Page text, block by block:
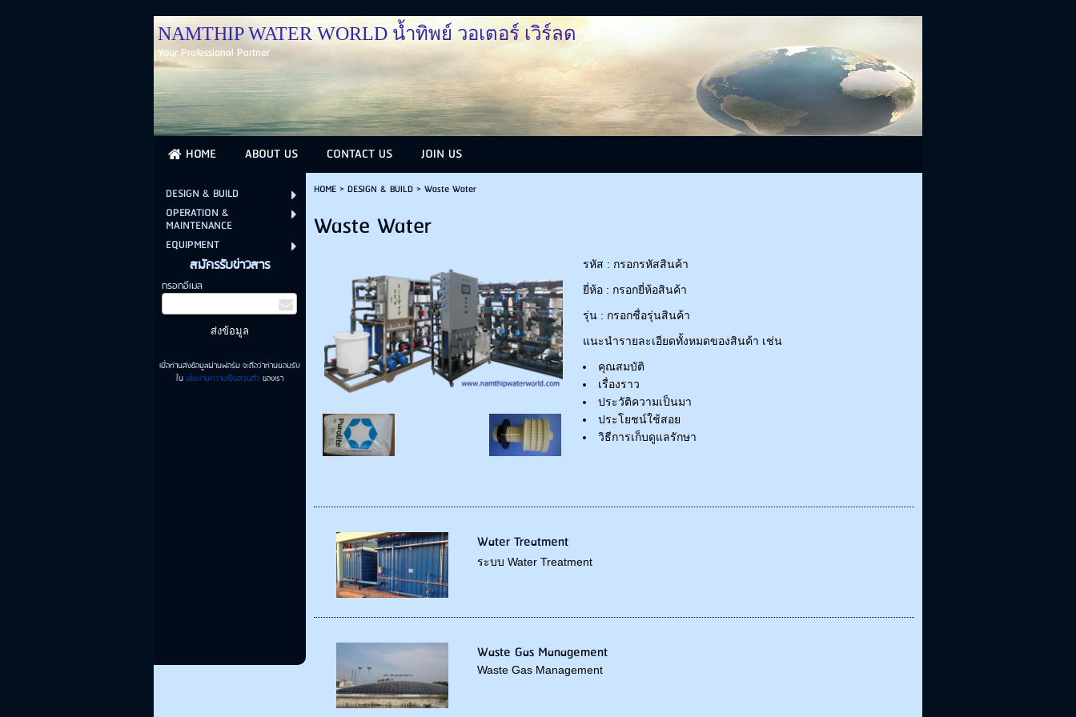
NAMTHIP WATER WORLD น้ำทิพย์ วอเตอร์ เวิร์ลด
Your Professional Partner
HOME ABOUT US CONTACT US JOIN US
DESIGN & BUILD
OPERATION &
MAINTENANCE
EQUIPMENT
สมัครรับข่าวสาร
กรอกอีเมล
เมื่อท่านส่งข้อมูลผ่านฟอร์ม จะถือว่าท่านยอมรับ
ในนโยบายความเป็นส่วนตัวของเรา
HOME> DESIGN & BUILD> Waste Water
Waste Water
รหัส : กรอกรหัสสินค้า
ยี่ห้อ : กรอกยี่ห้อสินค้า
รุ่น : กรอกชื่อรุ่นสินค้า
แนะนำรายละเอียดทั้งหมดของสินค้า เช่น
คุณสมบัติ
เรื่องราว
ประวัติความเป็นมา
ประโยชน์ใช้สอย
วิธีการเก็บดูแลรักษา
Water Treatment
ระบบ Water Treatment
Waste Gas Management
Waste Gas Management